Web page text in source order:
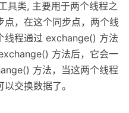
具类, 主要用于两个线程之
点，在这个同步点，两个线
线程通过 exchange() 方法
方法后，它会一
方法，当这两个线程
交换数据了。